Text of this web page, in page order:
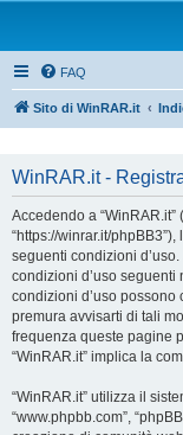
FAQ
Sito di WinRAR.it
WinRAR.it -
Accedendo a “WinRAR.it”
“https://winrar.it/
seguenti condizioni
condizioni d’uso seguenti
condizioni d’uso
premura avvisarti di tali
frequenza queste pagine
“WinRAR.it” implica la
“WinRAR.it” utilizza il
“www.phpbb.com”,